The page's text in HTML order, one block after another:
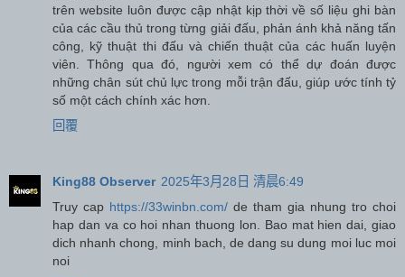
trên website luôn được cập nhật kịp thời về số liệu ghi bàn
của các cầu thủ trong từng giải đấu, phản ánh khả năng tấn
công, kỹ thuật thi đấu và chiến thuật của các huấn luyện
viên. Thông qua đó, người xem có thể dự đoán được
những chân sút chủ lực trong mỗi trận đấu, giúp ước tính tỷ
số một cách chính xác hơn.
回覆
King88 Observer 2025年3月28日 清晨6:49
Truy cap https://33winbn.com/ de tham gia nhung tro choi
hap dan va co hoi nhan thuong lon. Bao mat hien dai, giao
dich nhanh chong, minh bach, de dang su dung moi luc moi
noi